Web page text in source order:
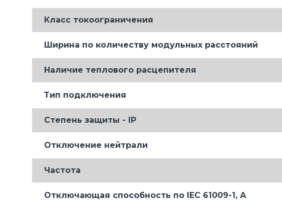
Класс токоограничения
Ширина по количеству модульных расстояний
Наличие теплового расцепителя
Тип подключения
Степень защиты - IP
Отключение нейтрали
Частота
Отключающая способность по IEC 61009-1, А